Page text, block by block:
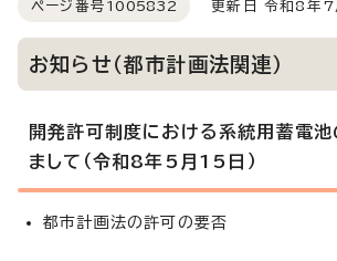
ページ番号 1005832 更新日 令和8年7
お知らせ（都市計画法関連）
開発許可制度における系統用蓄電
まして（令和8年5月15日）
都市計画法の許可の要否